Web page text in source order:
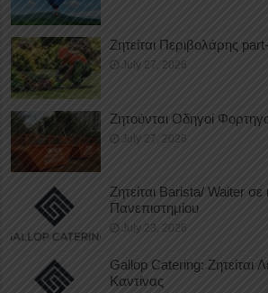
Ζητείται Περιβολάρης
July 27, 2026
Ζητούνται Οδηγοί
July 27, 2026
Ζητείται Barista/ Waiter σε
Πανεπιστημίου
July 23, 2026
Gallop Catering: Ζητείται
Καντίνας